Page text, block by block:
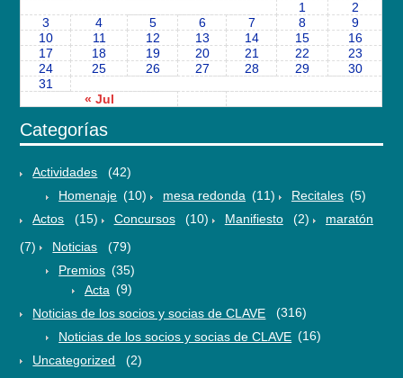
« Jul
1
2
3
4 5 6 7 8
9
10
11 12 13 14 15
16
17
18 19 20 21 22
23
24
25 26 27 28 29
30
31
Categorías
Actividades
(42)
Homenaje (10) mesa redonda (11) Recitales (5)
Actos
(15) Concursos (10) Manifiesto (2)
maratón
(7)
Noticias
(79)
Premios (35)
Acta (9)
Noticias de los socios y socias de CLAVE
(316)
Noticias de los socios y socias de CLAVE (16)
Uncategorized
(2)